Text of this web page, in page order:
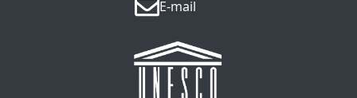
E-mail